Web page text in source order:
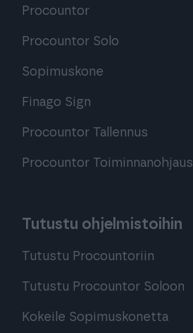
Procountor
Procountor Solo
Sopimuskone
Finago Sign
Procountor Tallennus
Procountor Toiminnanohjaus
Tutustu ohjelmistoihin
Tutustu Procountoriin
Tutustu Procountor Soloon
Kokeile Sopimuskonetta